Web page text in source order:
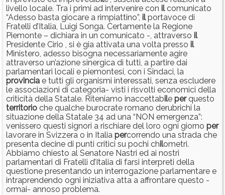
livello locale. Tra i primi ad intervenire con ilcomunicato
“Adesso basta giocare a rimpiattino”, ilportavoce di
Fratelli d’Italia, Luigi Songa. Certamente la Regione
Piemonte – dichiara in un comunicato -, attraverso il
Presidente Cirio , si è gia attivata una volta presso il
Ministero, adesso bisogna necessariamente agire
attraverso un’azione sinergica di tutti, a partire dai
parlamentari locali e piemontesi, con i Sindaci, la
provincia e tutti gli organismi interessati, senza escludere
le associazioni di categoria- visti i risvolti economici della
criticità della Statale. Riteniamo inaccettabile perquesto
territorio che qualche burocrate romano derubrichi la
situazione della Statale 34 ad una “NON emergenza”:
venissero questi signori a rischiare del loro ogni giorno per
lavorare in Svizzera o in Italia percorrendo una strada che
presenta decine di punti critici su pochi chilometri.
Abbiamo chiesto al Senatore Nastri ed ai nostri
parlamentari di Fratelli d’Italia di farsi interpreti della
questione presentando un interrogazione parlamentare e
intraprendendo ogni iniziativa atta a affrontare questo -
ormai- annoso problema.